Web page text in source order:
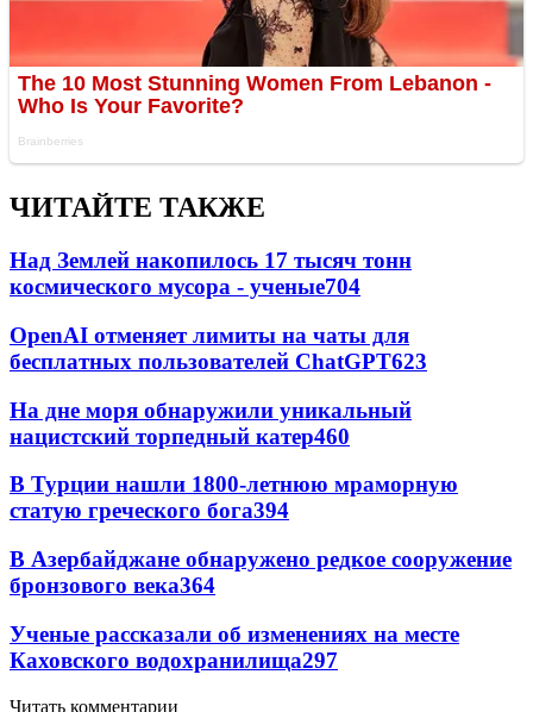
ЧИТАЙТЕ ТАКЖЕ
Над Землей накопилось 17 тысяч тонн
космического мусора - ученые704
OpenAI отменяет лимиты на чаты для
бесплатных пользователей ChatGPT623
На дне моря обнаружили уникальный
нацистский торпедный катер460
В Турции нашли 1800-летнюю мраморную
статую греческого бога394
В Азербайджане обнаружено редкое сооружение
бронзового века364
Ученые рассказали об изменениях на месте
Каховского водохранилища297
Читать комментарии